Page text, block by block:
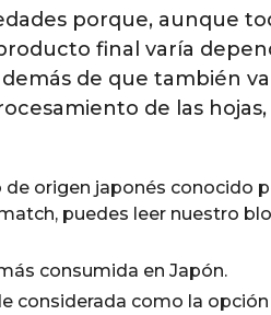
porque, aunque
final varía
de que también
de las
origen japonés conocido
puedes leer nuestro
consumida en Japón.
considerada como la